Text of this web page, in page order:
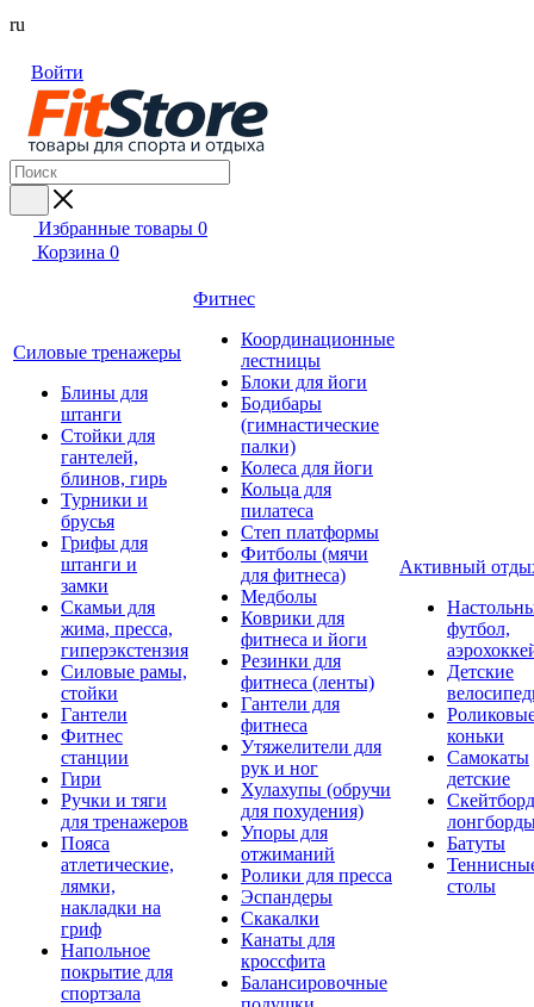
ru
Войти
Избранные товары 0
Корзина 0
Силовые тренажеры
Блины для
штанги
Стойки для
гантелей,
блинов, гирь
Турники и
брусья
Грифы для
штанги и
замки
Скамьи для
жима, пресса,
гиперэкстензия
Силовые рамы,
стойки
Гантели
Фитнес
станции
Гири
Ручки и тяги
для тренажеров
Пояса
атлетические,
лямки,
накладки на
гриф
Напольное
покрытие для
спортзала
Фитнес
Координационные
лестницы
Блоки для йоги
Бодибары
(гимнастические
палки)
Колеса для йоги
Кольца для
пилатеса
Степ платформы
Фитболы (мячи
для фитнеса)
Медболы
Коврики для
фитнеса и йоги
Резинки для
фитнеса (ленты)
Гантели для
фитнеса
Утяжелители для
рук и ног
Хулахупы (обручи
для похудения)
Упоры для
отжиманий
Ролики для пресса
Эспандеры
Скакалки
Канаты для
кроссфита
Балансировочные
Активный
футбол,
Детские
коньки
Самокаты
детские
Батуты
столы